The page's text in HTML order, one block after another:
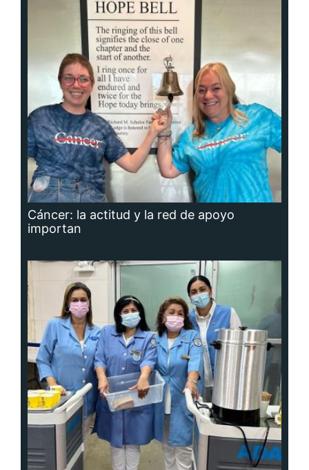
Cáncer: la actitud y la red de apoyo
importan